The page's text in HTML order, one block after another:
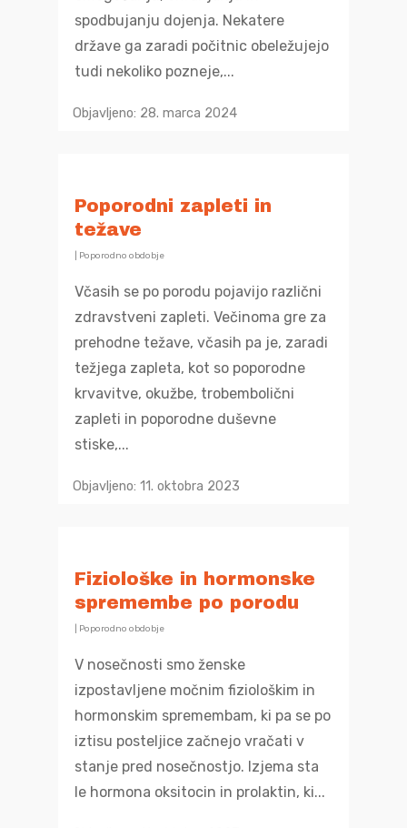
spodbujanju dojenja. Nekatere
države ga zaradi počitnic obeležujejo
tudi nekoliko pozneje,...
Objavljeno: 28. marca 2024
Poporodni zapleti in
težave
Poporodno obdobje
Včasih se po porodu pojavijo različni
zdravstveni zapleti. Večinoma gre za
prehodne težave, včasih pa je, zaradi
težjega zapleta, kot so poporodne
krvavitve, okužbe, trobembolični
zapleti in poporodne duševne
stiske,...
Objavljeno: 11. oktobra 2023
Fiziološke in hormonske
spremembe po porodu
Poporodno obdobje
V nosečnosti smo ženske
izpostavljene močnim fiziološkim in
hormonskim spremembam, ki pa se po
iztisu posteljice začnejo vračati v
stanje pred nosečnostjo. Izjema sta
le hormona oksitocin in prolaktin, ki...